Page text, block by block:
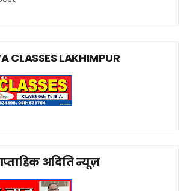
CLASSES LAKHIMPUR
अदिति न्यूज़